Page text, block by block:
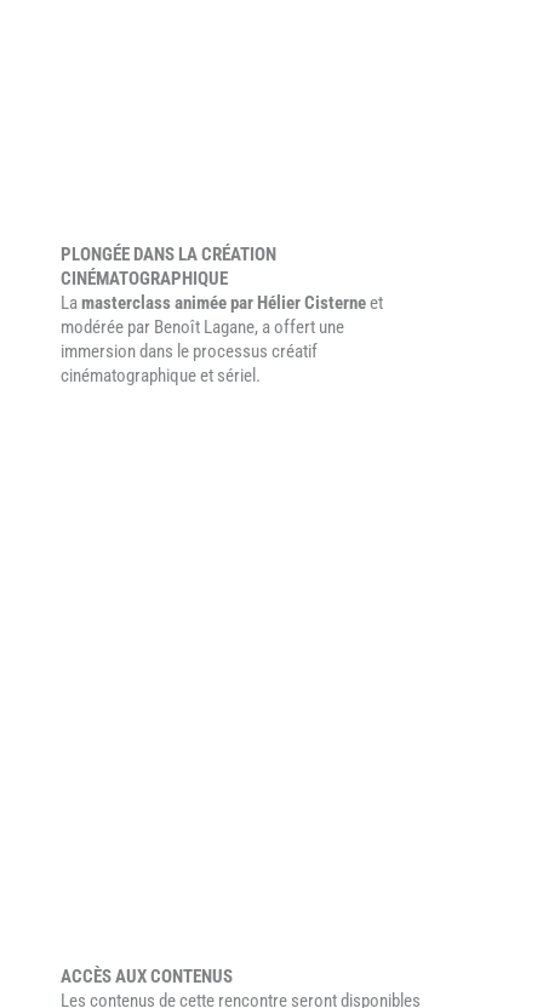
PLONGÉE DANS LA CRÉATION
CINÉMATOGRAPHIQUE
Lamasterclass animée par Hélier Cisterneet
modérée par Benoît Lagane, a offert une
immersion dans le processus créatif
cinématographique et sériel.
ACCÈS AUX CONTENUS
Les contenus de cette rencontre seront disponibles